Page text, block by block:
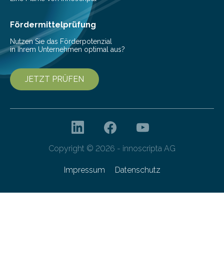
Ernährung zu sichern. Ohne sie besteht die weltweite
Gefahr erheblicher…
Fördermittelprüfung
Nutzen Sie das Förderpotenzial
in Ihrem Unternehmen optimal aus?
JETZT PRÜFEN
Copyright © 2026 - innoscripta AG
Impressum Datenschutz